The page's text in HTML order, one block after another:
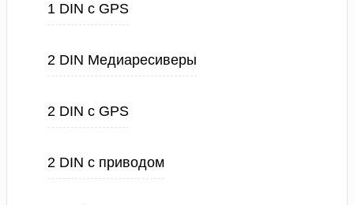
1 DIN с GPS
2 DIN Медиаресиверы
2 DIN с GPS
2 DIN с приводом